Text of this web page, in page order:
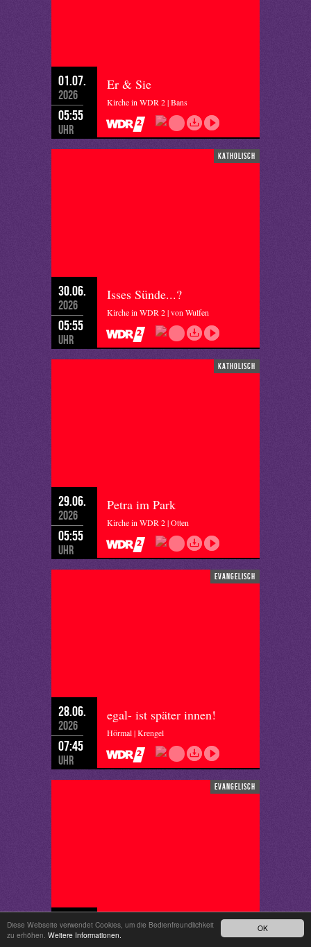
OK
Diese Webseite verwendet Cookies, um die Bedienfreundlichkeit
zu erhöhen. Weitere Informationen.
01.07.
2026
05:55
Uhr
Er & Sie
Kirche in WDR 2 | Bans
katholisch
30.06.
2026
05:55
Uhr
Isses Sünde...?
Kirche in WDR 2 | von Wulfen
katholisch
29.06.
2026
05:55
Uhr
Petra im Park
Kirche in WDR 2 | Otten
evangelisch
28.06.
2026
07:45
Uhr
egal- ist später innen!
Hörmal | Krengel
evangelisch
27.06.
2026
Nie angekommen